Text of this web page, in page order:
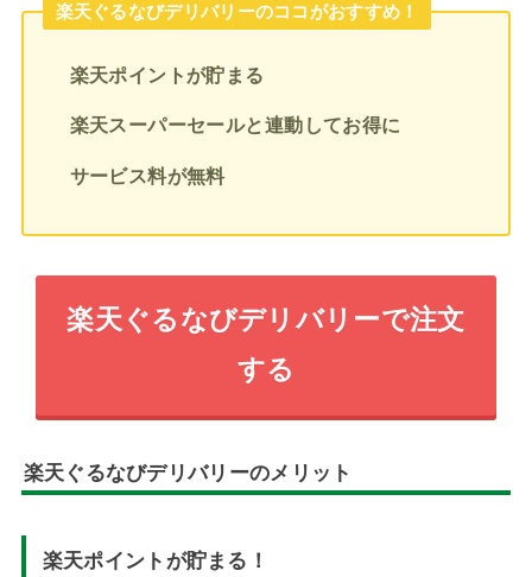
楽天ぐるなびデリバリーのココがおすすめ！
楽天ポイントが貯まる
楽天スーパーセールと連動してお得に
サービス料が無料
楽天ぐるなびデリバリーで注文
する
楽天ぐるなびデリバリーのメリット
楽天ポイントが貯まる！